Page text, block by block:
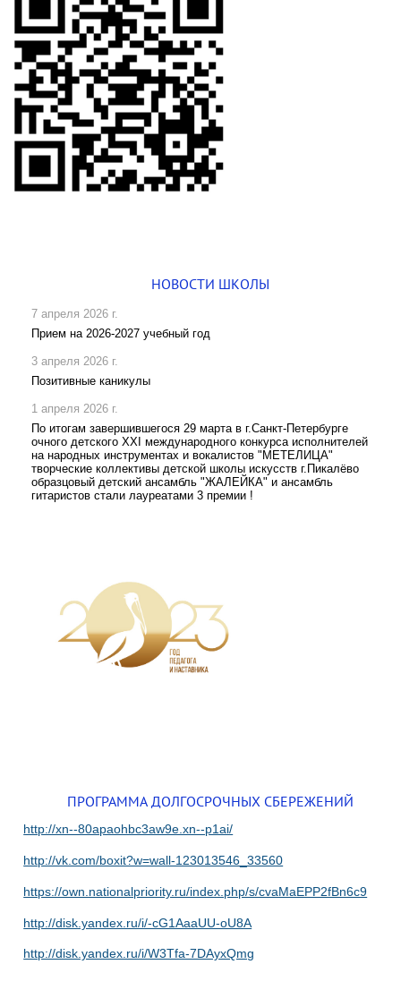
НОВОСТИ ШКОЛЫ
7 апреля 2026 г.
Прием на 2026-2027 учебный год
3 апреля 2026 г.
Позитивные каникулы
1 апреля 2026 г.
По итогам завершившегося 29 марта в г.Санкт-Петербурге
очного детского XXI международного конкурса исполнителей
на народных инструментах и вокалистов "МЕТЕЛИЦА"
творческие коллективы детской школы искусств г.Пикалёво
образцовый детский ансамбль "ЖАЛЕЙКА" и ансамбль
гитаристов стали лауреатами 3 премии !
ПРОГРАММА ДОЛГОСРОЧНЫХ СБЕРЕЖЕНИЙ
http://xn--80apaohbc3aw9e.xn--p1ai/
http://vk.com/boxit?w=wall-123013546_33560
https://own.nationalpriority.ru/index.php/s/cvaMaEPP2fBn6c9
http://disk.yandex.ru/i/-cG1AaaUU-oU8A
http://disk.yandex.ru/i/W3Tfa-7DAyxQmg